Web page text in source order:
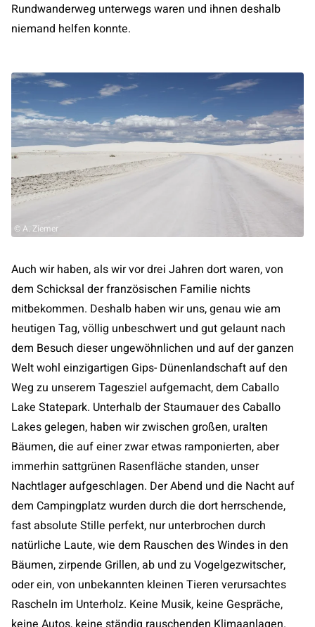
Rundwanderweg unterwegs waren und ihnen deshalb
niemand helfen konnte.
© A. Ziemer
Auch wir haben, als wir vor drei Jahren dort waren, von
dem Schicksal der französischen Familie nichts
mitbekommen. Deshalb haben wir uns, genau wie am
heutigen Tag, völlig unbeschwert und gut gelaunt nach
dem Besuch dieser ungewöhnlichen und auf der ganzen
Welt wohl einzigartigen Gips- Dünenlandschaft auf den
Weg zu unserem Tagesziel aufgemacht, dem Caballo
Lake Statepark. Unterhalb der Staumauer des Caballo
Lakes gelegen, haben wir zwischen großen, uralten
Bäumen, die auf einer zwar etwas ramponierten, aber
immerhin sattgrünen Rasenfläche standen, unser
Nachtlager aufgeschlagen. Der Abend und die Nacht auf
dem Campingplatz wurden durch die dort herrschende,
fast absolute Stille perfekt, nur unterbrochen durch
natürliche Laute, wie dem Rauschen des Windes in den
Bäumen, zirpende Grillen, ab und zu Vogelgezwitscher,
oder ein, von unbekannten kleinen Tieren verursachtes
Rascheln im Unterholz. Keine Musik, keine Gespräche,